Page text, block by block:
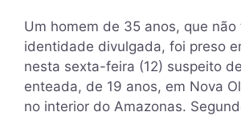
Um homem de 35 anos, que não
identidade divulgada, foi preso
nesta sexta-feira (12) suspeito
enteada, de 19 anos, em Nova
no interior do Amazonas.